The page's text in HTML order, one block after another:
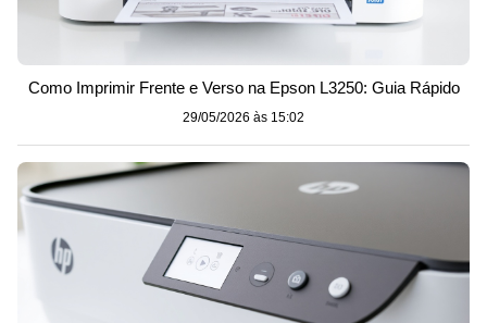
Como Imprimir Frente e Verso na Epson L3250: Guia Rápido
29/05/2026 às 15:02